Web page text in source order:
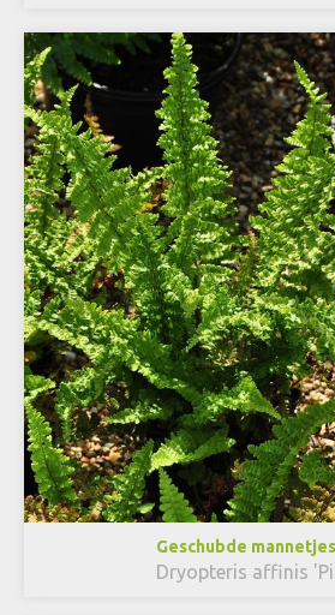
Geschubde
Dryopteris affinis